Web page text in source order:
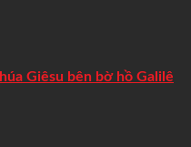
Giêsu bên bờ hồ Galilê